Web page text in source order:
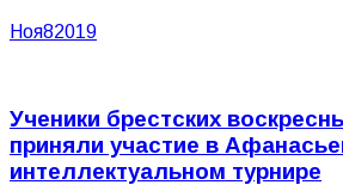
Ноя82019
Ученики брестских
приняли участие в
интеллектуальном турнире